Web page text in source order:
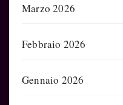
Marzo 2026
Febbraio 2026
Gennaio 2026